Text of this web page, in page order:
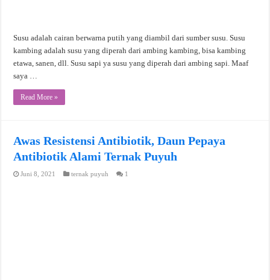
Susu adalah cairan berwarna putih yang diambil dari sumber susu. Susu
kambing adalah susu yang diperah dari ambing kambing, bisa kambing
etawa, sanen, dll. Susu sapi ya susu yang diperah dari ambing sapi. Maaf
saya …
Read More »
Awas Resistensi Antibiotik, Daun Pepaya
Antibiotik Alami Ternak Puyuh
Juni 8, 2021 ternak puyuh 1